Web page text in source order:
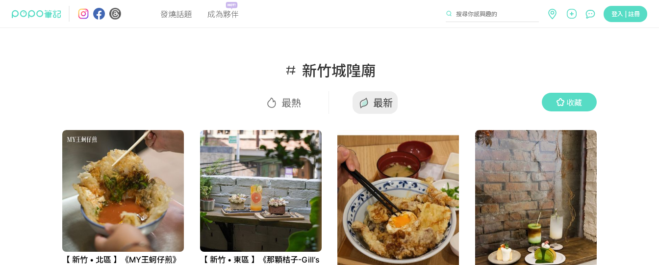
發燒話題 成為夥伴 登入 | 註冊
新竹城隍廟
最熱 最新 收藏
最熱 收藏
【 新竹 • 北區 】《MY王蚵仔煎》
【 新竹 • 東區 】《那顆桔子-Gill‘s